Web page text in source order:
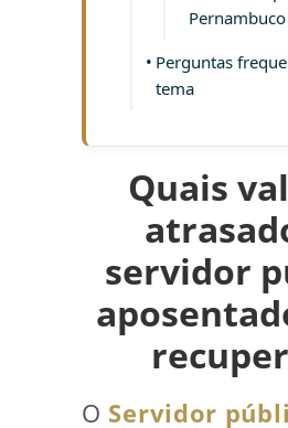
Pernambuco
Perguntas
tema
Quais
servidor
O Servidor